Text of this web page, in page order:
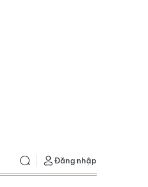
Đăng nhập